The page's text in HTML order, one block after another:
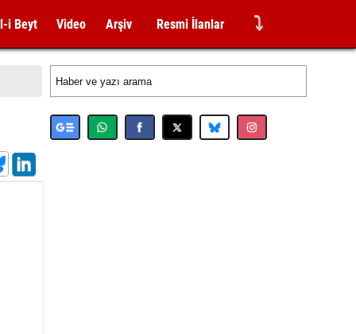
i Beyt Video Arşiv Resmi İlanlar ⤵